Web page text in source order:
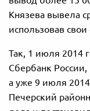
Князева вывела
использовав
Так, 1 июля 2014
Сбербанк России,
а уже 9 июля
Печерский